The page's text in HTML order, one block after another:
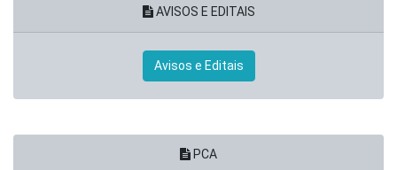
AVISOS E EDITAIS
Avisos e Editais
PCA